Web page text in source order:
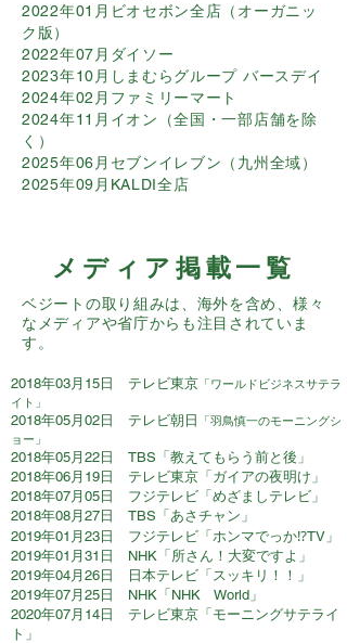
2022年01月ビオセボン全店（オーガニッ
ク版）
2022年07月ダイソー
2023年10月しまむらグループ バースデイ
2024年02月ファミリーマート
2024年11月イオン（全国・一部店舗を除
く）
2025年06月セブンイレブン（九州全域）
​2025年09月KALDI全店
メディア掲載一覧
ベジートの取り組みは、海外を含め、様々
なメディアや省庁からも注目されていま
す。
​2018年03月15日 テレビ東京 「ワールドビジネスサテラ
イト」
2018年05月02日 テレビ朝日
「羽鳥慎一のモーニングシ
ョー」
2018年05月22日 TBS「教えてもらう前と後」
2018年06月19日 テレビ東京「ガイアの夜明け」
2018年07月05日 フジテレビ「めざましテレビ」
2018年08月27日 TBS「あさチャン」
2019年01月23日 フジテレビ「ホンマでっか⁉TV」
2019年01月31日 NHK「所さん！大変ですよ」
2019年04月26日 日本テレビ「スッキリ！！」
2019年07月25日 NHK「NHK World」
2020年07月14日 テレビ東京「モーニングサテライ
ト」